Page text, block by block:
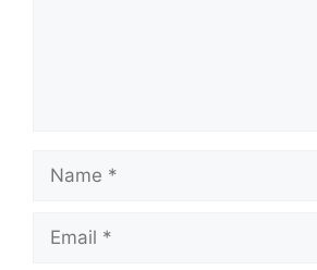
Name
Email